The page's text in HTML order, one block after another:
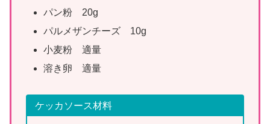
パン粉 20g
パルメザンチーズ 10g
小麦粉 適量
溶き卵 適量
ケッカソース材料